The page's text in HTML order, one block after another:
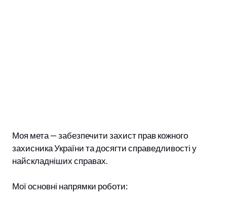
Моя мета — забезпечити захист прав кожного
захисника України та досягти справедливості у
найскладніших справах.
Мої основні напрямки роботи: